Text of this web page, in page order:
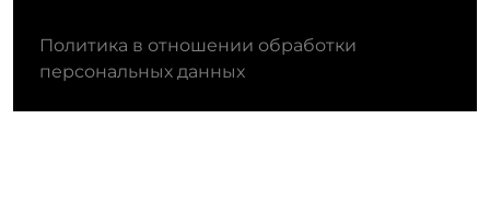
Политика в отношении обработки
персональных данных